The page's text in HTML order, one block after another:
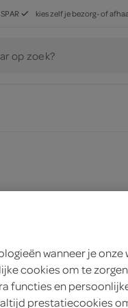
kies zelf je bezorg- of
op zoek?
wanneer je onze
cookies om te
functies en
prestatiecookies